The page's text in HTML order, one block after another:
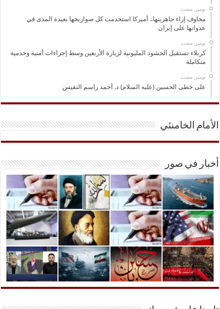
‏يومين مضت
مخاوف إزاء جاهزيتها.. أميركا استخدمت كل صواريخها بعيدة المدى في
عدوانها على إيران
‏يومين مضت
كربلاء تستقبل الحشود المليونية لزيارة الأربعين وسط إجراءات أمنية وخدمية
متكاملة
‏يومين مضت
على خطى الحسين (عليه السلام) د. أحمد راسم النفيس
الأمام الخامنئي
أخبار في صور